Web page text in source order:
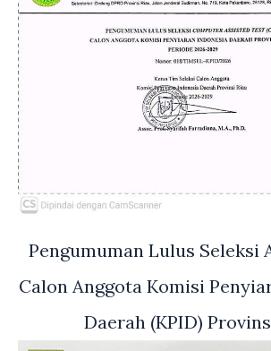
Pengumuman Lulus Seleksi
Calon Anggota Komisi
Daerah (KPID)